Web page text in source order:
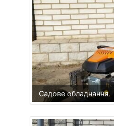
Садове обладнання